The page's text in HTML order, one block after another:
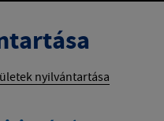
nyilvántartása